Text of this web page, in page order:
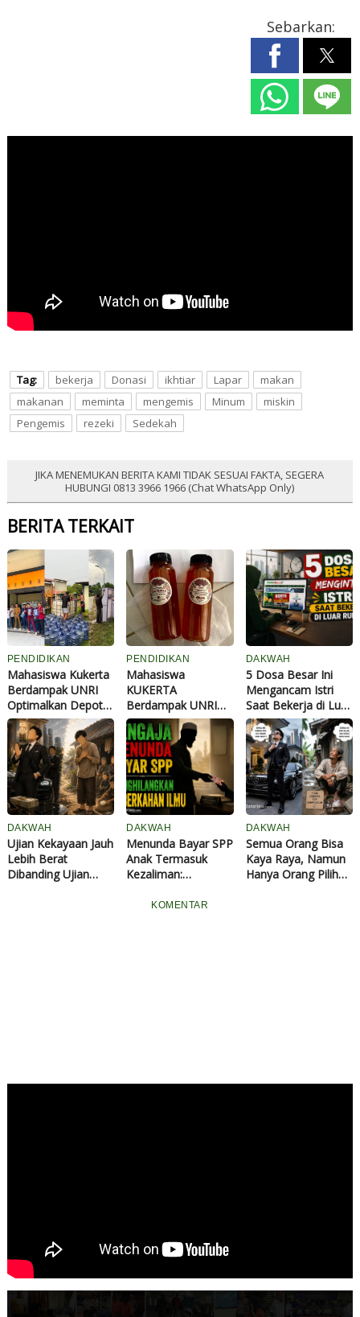
Sebarkan:
Tag: bekerja Donasi ikhtiar Lapar
makan
makanan
meminta mengemis Minum
miskin
Pengemis
rezeki Sedekah
JIKA MENEMUKAN BERITA KAMI TIDAK SESUAI FAKTA, SEGERA
HUBUNGI 0813 3966 1966 (Chat WhatsApp Only)
BERITA TERKAIT
PENDIDIKAN
Mahasiswa Kukerta
Berdampak UNRI
Optimalkan Depot
Air Minum Desa
Teratak Rendah
untuk Tingkatkan
Akses Air Bersih
PENDIDIKAN
Mahasiswa
KUKERTA
Berdampak UNRI
Bangun Taman Eco
Village di Desa
Lubuk Terap,
Hadirkan Inovasi
Minuman Herbal
"Rona Rempah"
DAKWAH
5 Dosa Besar Ini
Mengancam Istri
Saat Bekerja di Luar
Rumah, Wajib
Diketahui dan
Dihindari
DAKWAH
Ujian Kekayaan Jauh
Lebih Berat
Dibanding Ujian
DAKWAH
Menunda Bayar SPP
Anak Termasuk
Kezaliman:
Keberkahan Ilmu
DAKWAH
Semua Orang Bisa
Kaya Raya, Namun
Hanya Orang Pilihan
KOMENTAR